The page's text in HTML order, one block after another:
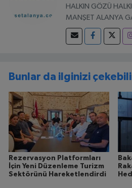
HALKIN GÖZÜ
MANŞET ALANYA
Bunlar da ilginizi
Rezervasyon Platformları
İçin Yeni Düzenleme Turizm
Sektörünü Hareketlendirdi